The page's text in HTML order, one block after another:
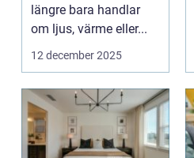
längre bara handlar
om ljus, värme eller...
12 december 2025